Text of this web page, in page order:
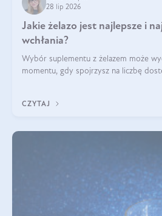
28 lip 2026
Jakie żelazo jest najlepsze i
wchłania?
Wybór suplementu z żelazem może
momentu, gdy spojrzysz na liczbę
zawierać suplement?
CZYTAJ